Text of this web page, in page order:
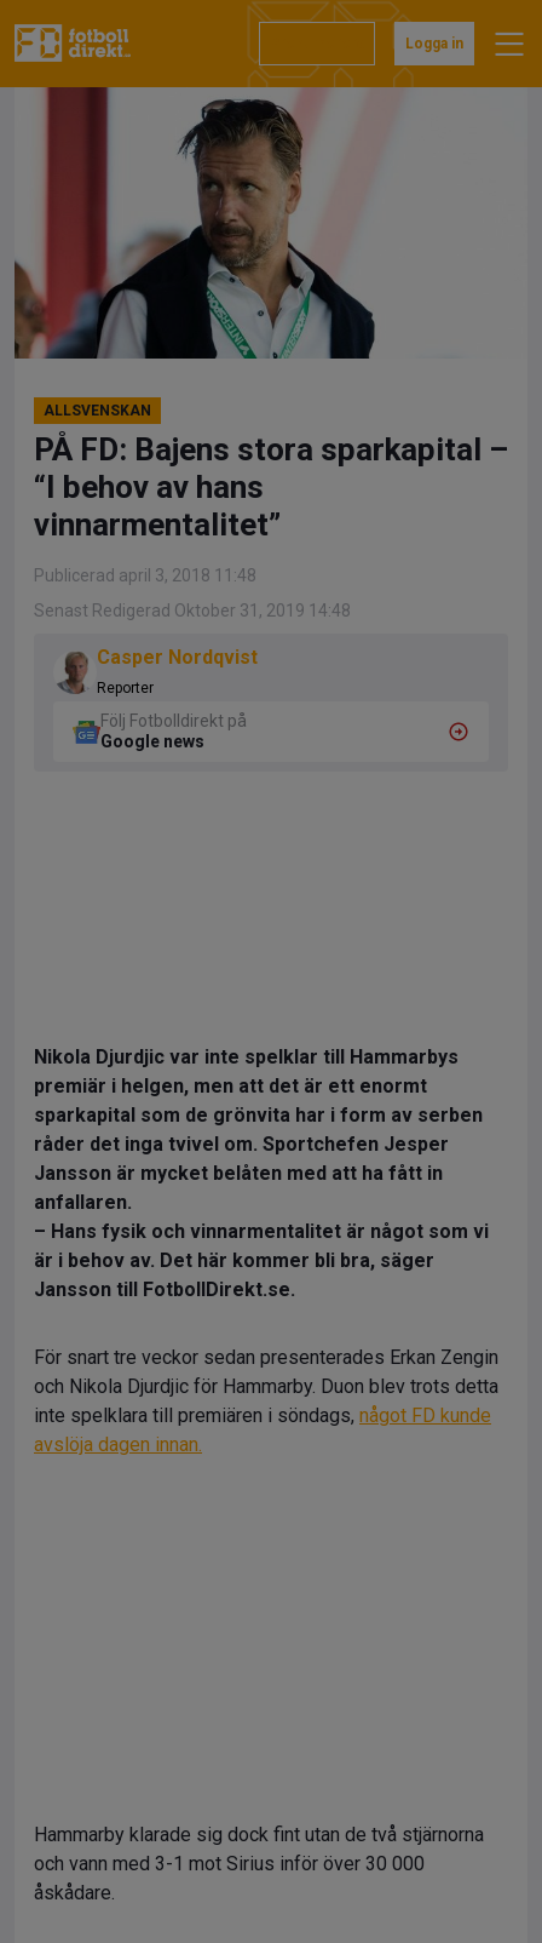
till
Logga in
ALLSVENSKAN
PÅ FD: Bajens stora sparkapital –
“I behov av hans
vinnarmentalitet”
Publicerad april 3, 2018 11:48
Senast Redigerad Oktober 31, 2019 14:48
Casper Nordqvist
Reporter
Följ Fotbolldirekt på
Google news
Nikola Djurdjic var inte spelklar till Hammarbys
premiär i helgen, men att det är ett enormt
sparkapital som de grönvita har i form av serben
råder det inga tvivel om. Sportchefen Jesper
Jansson är mycket belåten med att ha fått in
anfallaren.
– Hans fysik och vinnarmentalitet är något som vi
är i behov av. Det här kommer bli bra, säger
Jansson till FotbollDirekt.se.
För snart tre veckor sedan presenterades Erkan Zengin
och Nikola Djurdjic för Hammarby. Duon blev trots detta
inte spelklara till premiären i söndags, något FD kunde
avslöja dagen innan.
Hammarby klarade sig dock fint utan de två stjärnorna
och vann med 3-1 mot Sirius inför över 30 000
åskådare.